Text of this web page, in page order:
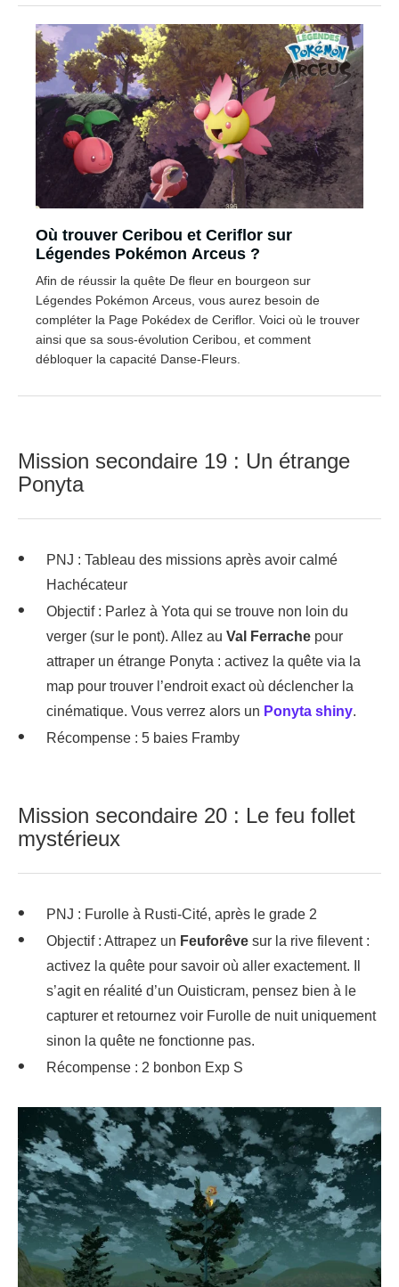
Où trouver Ceribou et Ceriflor sur
Légendes Pokémon Arceus ?
Afin de réussir la quête De fleur en bourgeon sur
Légendes Pokémon Arceus, vous aurez besoin de
compléter la Page Pokédex de Ceriflor. Voici où le trouver
ainsi que sa sous-évolution Ceribou, et comment
débloquer la capacité Danse-Fleurs.
Mission secondaire 19 : Un étrange
Ponyta
PNJ : Tableau des missions après avoir calmé
Hachécateur
Objectif : Parlez à Yota qui se trouve non loin du
verger (sur le pont). Allez au Val Ferrache pour
attraper un étrange Ponyta : activez la quête via la
map pour trouver l’endroit exact où déclencher la
cinématique. Vous verrez alors un Ponyta shiny.
Récompense : 5 baies Framby
Mission secondaire 20 : Le feu follet
mystérieux
PNJ : Furolle à Rusti-Cité, après le grade 2
Objectif : Attrapez un Feuforêve sur la rive filevent :
activez la quête pour savoir où aller exactement. Il
s’agit en réalité d’un Ouisticram, pensez bien à le
capturer et retournez voir Furolle de nuit uniquement
sinon la quête ne fonctionne pas.
Récompense : 2 bonbon Exp S